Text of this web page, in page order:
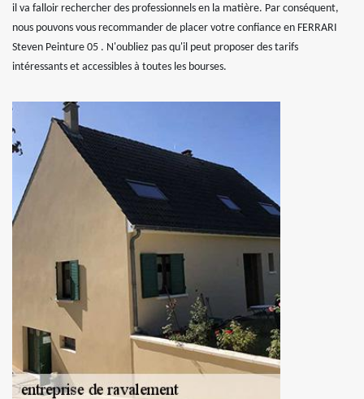
il va falloir rechercher des professionnels en la matière. Par conséquent,
nous pouvons vous recommander de placer votre confiance en FERRARI
Steven Peinture 05 . N'oubliez pas qu'il peut proposer des tarifs
intéressants et accessibles à toutes les bourses.